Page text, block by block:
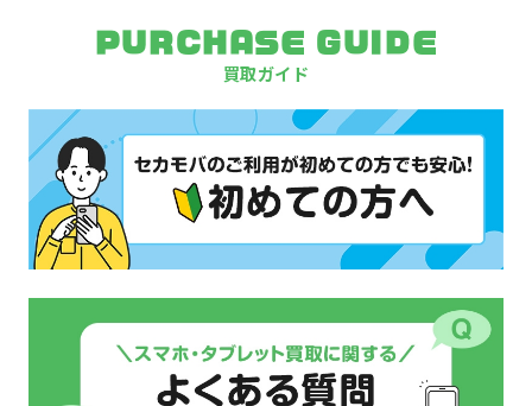
PURCHASE GUIDE
買取ガイド